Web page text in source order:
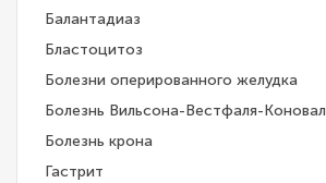
Балантадиаз
Бластоцитоз
Болезни оперированного желудка
Болезнь Вильсона-Вестфаля-
Болезнь крона
Гастрит